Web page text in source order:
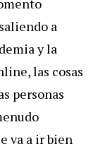
a
y la
las cosas
personas
va a ir bien